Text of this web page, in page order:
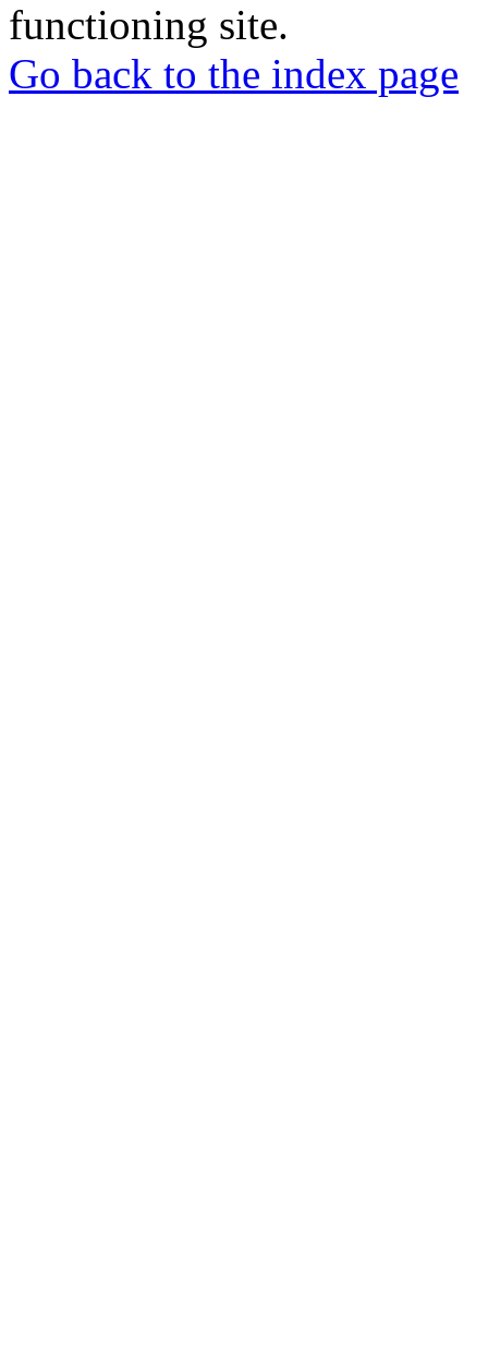
functioning site.
Go back to the index page